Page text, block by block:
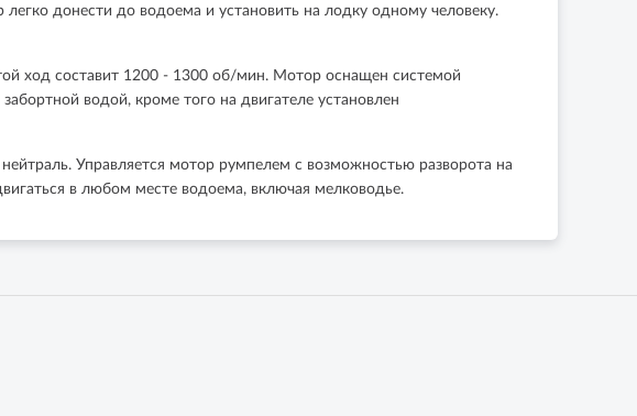
донести до водоема и установить на лодку одному человеку.
ход составит 1200 - 1300 об/мин. Мотор оснащен системой
водой, кроме того на двигателе установлен
Управляется мотор румпелем с возможностью разворота на
в любом месте водоема, включая мелководье.